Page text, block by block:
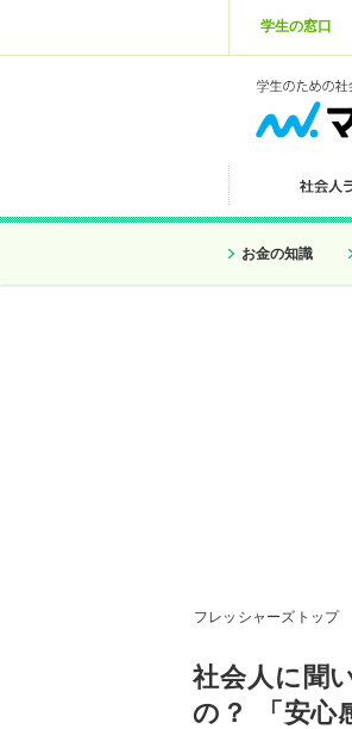
学生の窓口
お金の知識
フレッシャーズトップ
社会人に聞
の？ 「安心